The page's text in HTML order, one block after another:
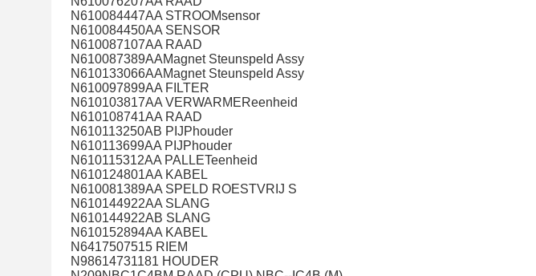
N610084447AA STROOMsensor
N610084450AA SENSOR
N610087107AA RAAD
N610087389AAMagnet Steunspeld Assy
N610133066AAMagnet Steunspeld Assy
N610097899AA FILTER
N610103817AA VERWARMEReenheid
N610108741AA RAAD
N610113250AB PIJPhouder
N610113699AA PIJPhouder
N610115312AA PALLETeenheid
N610124801AA KABEL
N610081389AA SPELD ROESTVRIJ S
N610144922AA SLANG
N610144922AB SLANG
N610152894AA KABEL
N6417507515 RIEM
N98614731181 HOUDER